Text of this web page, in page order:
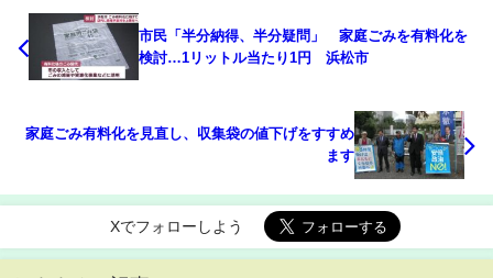
市民「半分納得、半分疑問」 家庭ごみを有料化を
検討…1リットル当たり1円 浜松市
家庭ごみ有料化を見直し、収集袋の値下げをすすめ
ます
Xでフォローしよう